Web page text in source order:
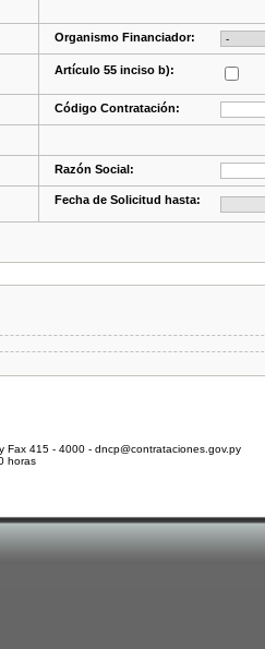
Organismo Financiador:
Artículo 55 inciso b):
Código Contratación:
Razón Social:
Fecha de Solicitud hasta:
Fax 415 - 4000 - dncp@contrataciones.gov.py
horas